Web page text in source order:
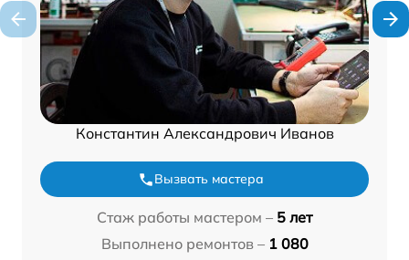
Константин Александрович Иванов
Вызвать мастера
Стаж работы мастером – 5 лет
Выполнено ремонтов – 1 080